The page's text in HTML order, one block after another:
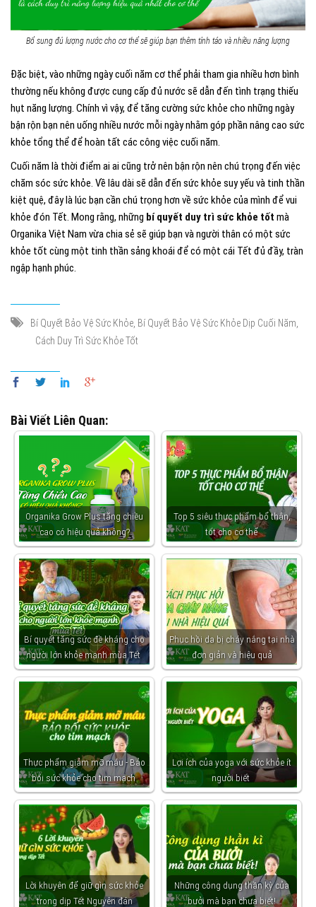
Bổ sung đủ lượng nước cho cơ thể sẽ giúp bạn thêm tỉnh táo và nhiều năng lượng
Đặc biệt, vào những ngày cuối năm cơ thể phải tham gia nhiều hơn bình
thường nếu không được cung cấp đủ nước sẽ dẫn đến tình trạng thiếu
hụt năng lượng. Chính vì vậy, để tăng cường sức khỏe cho những ngày
bận rộn bạn nên uống nhiều nước mỗi ngày nhằm góp phần nâng cao sức
khỏe tổng thể để hoàn tất các công việc cuối năm.
Cuối năm là thời điểm ai ai cũng trở nên bận rộn nên chú trọng đến việc
chăm sóc sức khỏe. Về lâu dài sẽ dẫn đến sức khỏe suy yếu và tinh thần
kiệt quệ, đây là lúc bạn cần chú trọng hơn về sức khỏe của mình để vui
khỏe đón Tết. Mong rằng, những bí quyết duy trì sức khỏe tốt mà
Organika Việt Nam vừa chia sẻ sẽ giúp bạn và người thân có một sức
khỏe tốt cùng một tinh thần sảng khoái để có một cái Tết đủ đầy, tràn
ngập hạnh phúc.
Bí Quyết Bảo Vệ Sức Khỏe, Bí Quyết Bảo Vệ Sức Khỏe Dịp Cuối Năm,
Cách Duy Trì Sức Khỏe Tốt
Bài Viết Liên Quan:
Organika Grow Plus tăng chiều
cao có hiệu quả không?
Top 5 siêu thực phẩm bổ thận,
tốt cho cơ thể
Bí quyết tăng sức đề kháng cho
người lớn khỏe mạnh mùa Tết
Phục hồi da bị cháy nắng tại nhà
đơn giản và hiệu quả
Thực phẩm giảm mỡ máu - Bảo
bối sức khỏe cho tim mạch
Lợi ích của yoga với sức khỏe ít
người biết
Lời khuyên để giữ gìn sức khỏe
trong dịp Tết Nguyên đán
Những công dụng thần kỳ của
bưởi mà bạn chưa biết!